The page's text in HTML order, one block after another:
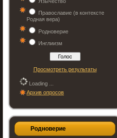
Православие (в контексте
Родная вера)
Родноверие
Инглиизм
Просмотреть результаты
Loading ...
Архив опросов
Родноверие